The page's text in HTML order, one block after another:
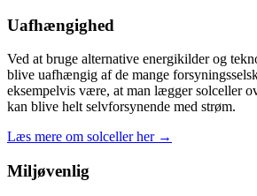
Uafhængighed
Ved at bruge alternative energikilder og
blive uafhængig af de mange
eksempelvis være, at man lægger solceller
kan blive helt selvforsynende med strøm.
Læs mere om solceller her →
Miljøvenlig